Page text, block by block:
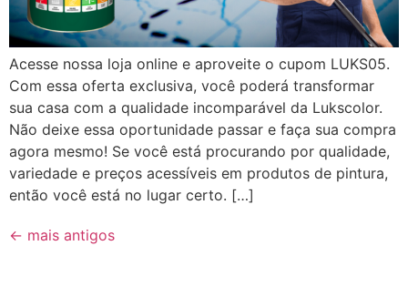
Acesse nossa loja online e aproveite o cupom LUKS05.
Com essa oferta exclusiva, você poderá transformar
sua casa com a qualidade incomparável da Lukscolor.
Não deixe essa oportunidade passar e faça sua compra
agora mesmo! Se você está procurando por qualidade,
variedade e preços acessíveis em produtos de pintura,
então você está no lugar certo. […]
← mais antigos